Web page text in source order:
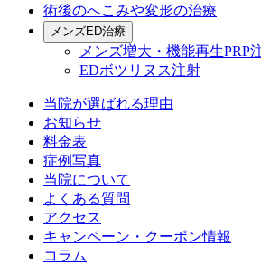
術後のへこみや変形の治療
メンズED治療
メンズ増大・機能再生PRP
EDボツリヌス注射
当院が選ばれる理由
お知らせ
料金表
症例写真
当院について
よくある質問
アクセス
キャンペーン・クーポン情報
コラム